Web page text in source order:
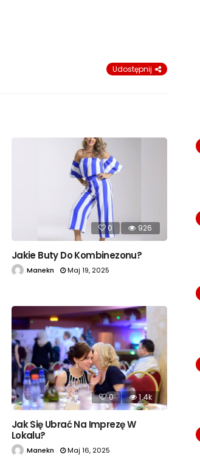
Udostępnij
0 926
Jakie Buty Do Kombinezonu?
Manekn Maj 19, 2025
0 1.4k
Jak Się Ubrać Na Imprezę W
Lokalu?
Manekn Maj 16, 2025